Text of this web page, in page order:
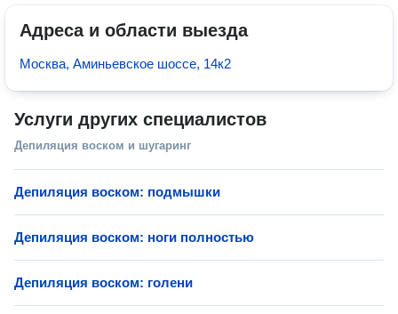
Адреса и области выезда
Москва, Аминьевское шоссе, 14к2
Услуги других специалистов
Депиляция воском и шугаринг
Депиляция воском: подмышки
Депиляция воском: ноги полностью
Депиляция воском: голени